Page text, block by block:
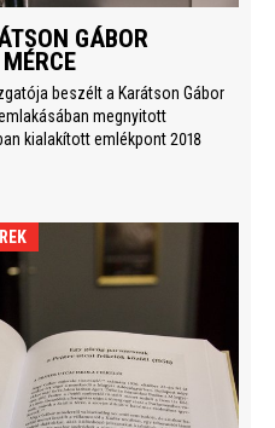
GÁBOR
beszélt a Karátson Gábor
megnyitott
kialakított emlékpont 2018